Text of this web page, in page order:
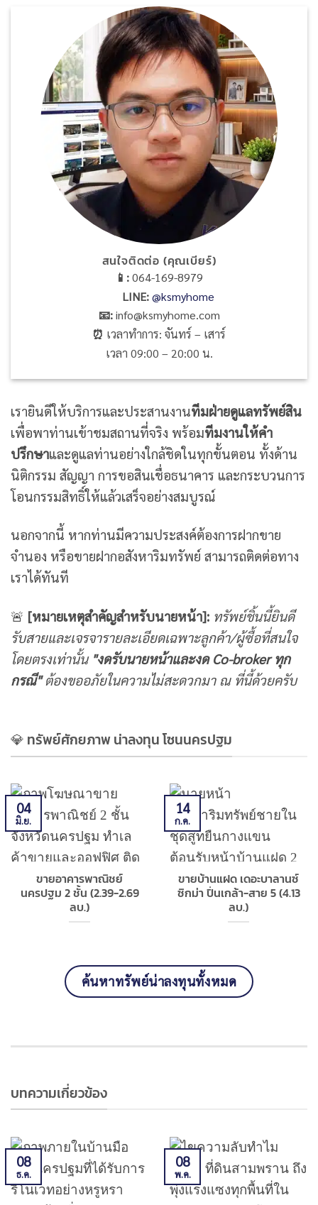
สนใจติดต่อ (คุณเบียร์)
📱:064-169-8979
LINE:@ksmyhome
📧:info@ksmyhome.com
⏰ เวลาทำการ: จันทร์ – เสาร์
เวลา 09:00 – 20:00 น.
เรายินดีให้บริการและประสานงานทีมฝ่ายดูแลทรัพย์สิน
เพื่อพาท่านเข้าชมสถานที่จริง พร้อมทีมงานให้คำ
ปรึกษาและดูแลท่านอย่างใกล้ชิดในทุกขั้นตอน ทั้งด้าน
นิติกรรม สัญญา การขอสินเชื่อธนาคาร และกระบวนการ
โอนกรรมสิทธิ์ให้แล้วเสร็จอย่างสมบูรณ์
นอกจากนี้ หากท่านมีความประสงค์ต้องการฝากขาย
จำนอง หรือขายฝากอสังหาริมทรัพย์ สามารถติดต่อทาง
เราได้ทันที
🚨 [หมายเหตุสำคัญสำหรับนายหน้า]: ทรัพย์ชิ้นนี้ยินดี
รับสายและเจรจารายละเอียดเฉพาะลูกค้า/ผู้ซื้อที่สนใจ
โดยตรงเท่านั้น "งดรับนายหน้าและงด Co-brokerทุก
กรณี" ต้องขออภัยในความไม่สะดวกมา ณ ที่นี้ด้วยครับ
💎 ทรัพย์ศักยภาพ น่าลงทุน โซนนครปฐม
ขายอาคารพาณิชย์
นครปฐม 2 ชั้น (2.39-2.69
ลบ.)
04
มิ.ย.
ขายบ้านแฝด เดอะบาลานซ์
ซิกม่า ปิ่นเกล้า-สาย 5 (4.13
ลบ.)
14
ก.ค.
ค้นหาทรัพย์น่าลงทุนทั้งหมด
บทความเกี่ยวข้อง
08
ธ.ค.
08
พ.ค.